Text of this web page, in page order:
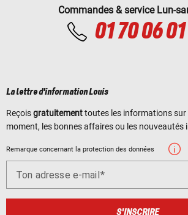
Commandes & service Lun-
01 70 06
La lettre d'information Louis
Reçoisgratuitementtoutes les informations sur
moment, les bonnes affaires ou les nouveautés
Remarque concernant la protection des données
Ton adresse e-mail
S'INSCRIRE